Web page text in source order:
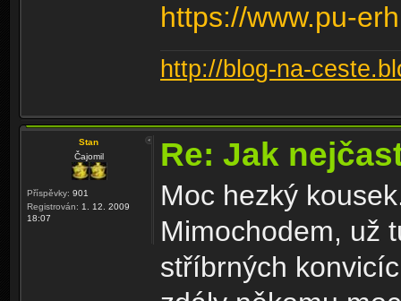
https://www.pu-
http://blog-na-
Stan
Čajomil
Příspěvky: 901
Registrován: 1. 12. 2009
18:07
Re: Jak
Moc hezký
Mimochodem, už
stříbrných